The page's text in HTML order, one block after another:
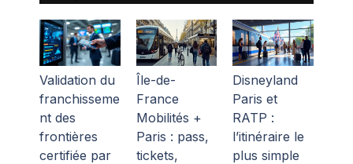
Validation du
franchisseme
nt des
frontières
certifiée par
Île-de-
France
Mobilités +
Paris : pass,
tickets,
Disneyland
Paris et
RATP :
l’itinéraire le
plus simple